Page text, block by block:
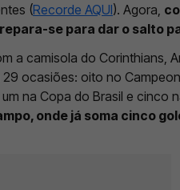
(Recorde AQUI). Agora,
se para dar o salto
a camisola do Corinthians,
ocasiões: oito no
na Copa do Brasil e cinco
onde já soma cinco